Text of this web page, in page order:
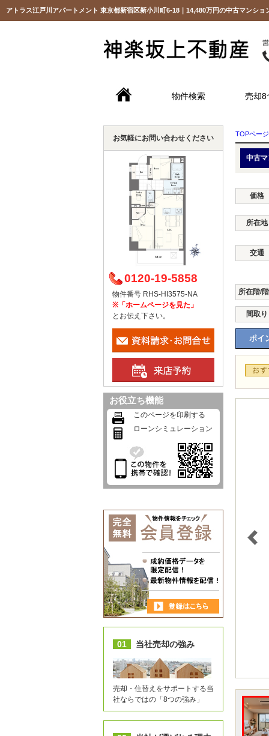
物件検索 売却8
TOPページ
中古
価格
所在地
交通
所在階/
間取り
ポイ
お気軽にお問い合わせください
0120-19-5858
物件番号 RHS-HI3575-NA
※「ホームページを見た」
とお伝え下さい。
お役立ち機能
このページを印刷する
ローンシミュレーション
01 当社売却の強み
売却・住替えをサポートする当
社ならではの「8つの強み」